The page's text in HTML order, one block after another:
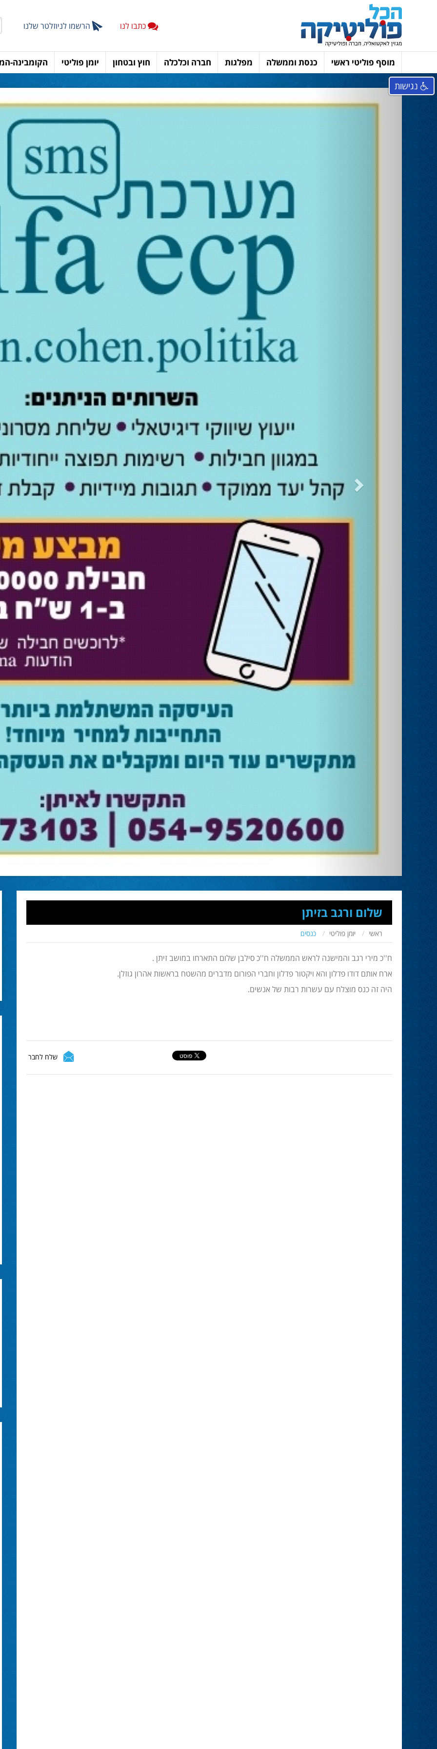
כתבו לנו הרשמו לניוזלטר שלנו
מוסף פוליטי ראשי כנסת וממשלה מפלגות חברה וכלכלה חוץ ובטחון יומן פוליטי הקומבינה-
שלום ורגב בזיתן
ראשי יומן פוליטי כנסים
ח''כ מירי רגב והמישנה לראש הממשלה ח''כ סילבן שלום התארחו במושב זיתן .
ארח אותם דודו פדלון והא ויקטור פדלון וחברי הפורום מדברים מהשטח בראשות אהרון גוזלן.
היה זה כנס מוצלח עם עשרות רבות של אנשים.
שלח לחבר
נגישות